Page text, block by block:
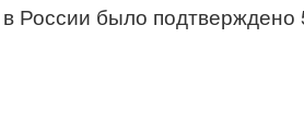
в России было подтверждено